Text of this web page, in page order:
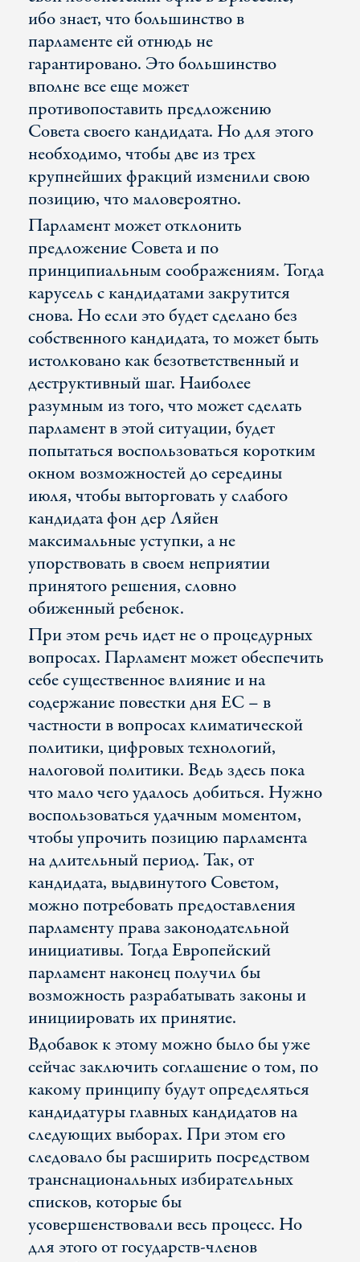
ибо знает, что большинство в
парламенте ей отнюдь не
гарантировано. Это большинство
вполне все еще может
противопоставить предложению
Совета своего кандидата. Но для этого
необходимо, чтобы две из трех
крупнейших фракций изменили свою
позицию, что маловероятно.
Парламент может отклонить
предложение Совета и по
принципиальным соображениям. Тогда
карусель с кандидатами закрутится
снова. Но если это будет сделано без
собственного кандидата, то может быть
истолковано как безответственный и
деструктивный шаг. Наиболее
разумным из того, что может сделать
парламент в этой ситуации, будет
попытаться воспользоваться коротким
окном возможностей до середины
июля, чтобы выторговать у слабого
кандидата фон дер Ляйен
максимальные уступки, а не
упорствовать в своем неприятии
принятого решения, словно
обиженный ребенок.
При этом речь идет не о процедурных
вопросах. Парламент может обеспечить
себе существенное влияние и на
содержание повестки дня ЕС – в
частности в вопросах климатической
политики, цифровых технологий,
налоговой политики. Ведь здесь пока
что мало чего удалось добиться. Нужно
воспользоваться удачным моментом,
чтобы упрочить позицию парламента
на длительный период. Так, от
кандидата, выдвинутого Советом,
можно потребовать предоставления
парламенту права законодательной
инициативы. Тогда Европейский
парламент наконец получил бы
возможность разрабатывать законы и
инициировать их принятие.
Вдобавок к этому можно было бы уже
сейчас заключить соглашение о том, по
какому принципу будут определяться
кандидатуры главных кандидатов на
следующих выборах. При этом его
следовало бы расширить посредством
транснациональных избирательных
списков, которые бы
усовершенствовали весь процесс. Но
для этого от государств-членов